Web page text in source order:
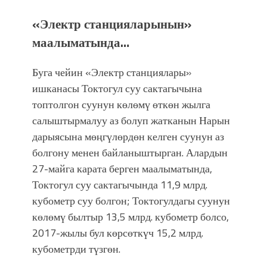
«Электр станцияларынын»
маалыматында…
Буга чейин «Электр станциялары»
ишканасы Токтогул суу сактагычына
топтолгон суунун көлөмү өткөн жылга
салыштырмалуу аз болуп жатканын Нарын
дарыясына мөңгүлөрдөн келген суунун аз
болгону менен байланыштырган. Алардын
27-майга карата берген маалыматында,
Токтогул суу сактагычында 11,9 млрд.
кубометр суу болгон; Токтогулдагы суунун
көлөмү былтыр 13,5 млрд. кубометр болсо,
2017-жылы бул көрсөткүч 15,2 млрд.
кубометрди түзгөн.